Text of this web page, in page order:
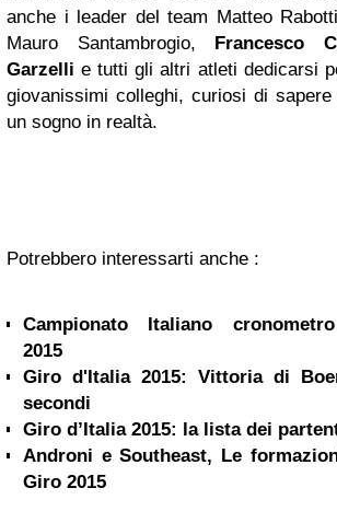
anche i leader del team Matteo
Mauro Santambrogio, Francesco
Garzelli e tutti gli altri atleti dedicarsi
giovanissimi colleghi, curiosi di
un sogno in realtà.
Potrebbero interessarti anche :
Campionato Italiano
2015
Giro d'Italia 2015: Vittoria di
secondi
Giro d’Italia 2015: la lista dei
Androni e Southeast, Le
Giro 2015